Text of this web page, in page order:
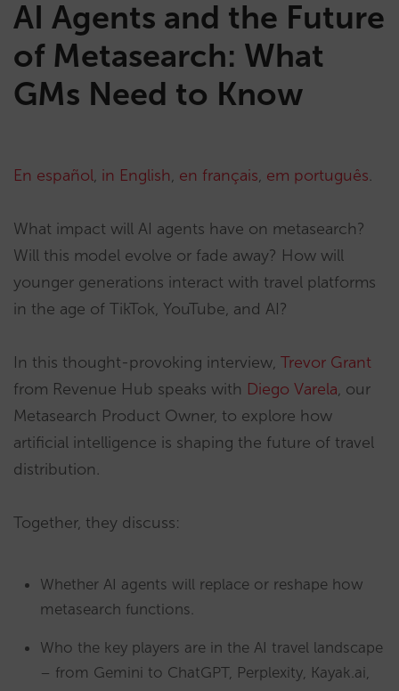
AI Agents and the Future
of Metasearch: What
GMs Need to Know
En español, in English, en français, em português.
What impact will AI agents have on metasearch?
Will this model evolve or fade away? How will
younger generations interact with travel platforms
in the age of TikTok, YouTube, and AI?
In this thought-provoking interview, Trevor Grant
from Revenue Hub speaks with Diego Varela, our
Metasearch Product Owner, to explore how
artificial intelligence is shaping the future of travel
distribution.
Together, they discuss:
Whether AI agents will replace or reshape how
metasearch functions.
Who the key players are in the AI travel landscape
– from Gemini to ChatGPT, Perplexity, Kayak.ai,